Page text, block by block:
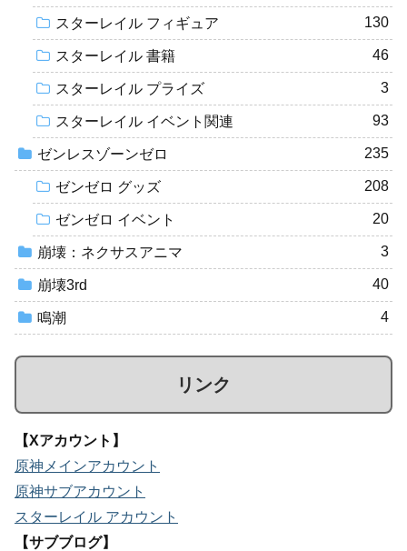
スターレイル フィギュア 130
スターレイル 書籍 46
スターレイル プライズ 3
スターレイル イベント関連 93
ゼンレスゾーンゼロ 235
ゼンゼロ グッズ 208
ゼンゼロ イベント 20
崩壊：ネクサスアニマ 3
崩壊3rd 40
鳴潮 4
リンク
【Xアカウント】
原神メインアカウント
原神サブアカウント
スターレイル アカウント
【サブブログ】